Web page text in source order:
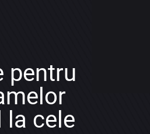
pentru
la cele